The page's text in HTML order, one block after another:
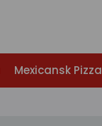
Mexicansk Pizza